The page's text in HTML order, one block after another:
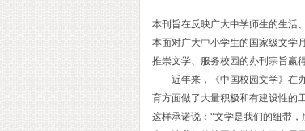
本刊旨在反映广大中学师生的生活
本面对广大中小学生的国家级文学
推崇文学、服务校园的办刊宗旨赢
近年来，《中国校园文学》在办
育方面做了大量积极和有建设性
这样承诺说：“文学是我们的纽带